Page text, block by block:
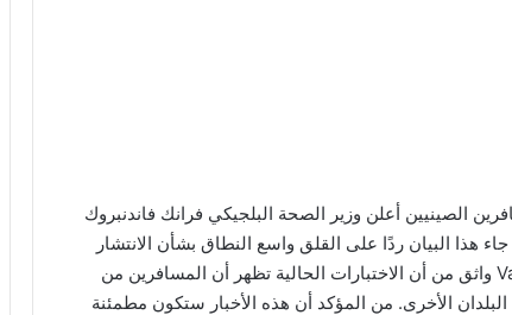
الصينيين أعلن وزير الصحة البلجيكي فرانك فاندنبروك
هذا البيان ردًا على القلق واسع النطاق بشأن الانتشار
المحتمل لفيروس كورونا الجديد من الصين. Vandenbroek واثق من أن الاختبارات الحالية تظهر أن المسافرين من
الأخرى. من المؤكد أن هذه الأخبار ستكون مطمئنة